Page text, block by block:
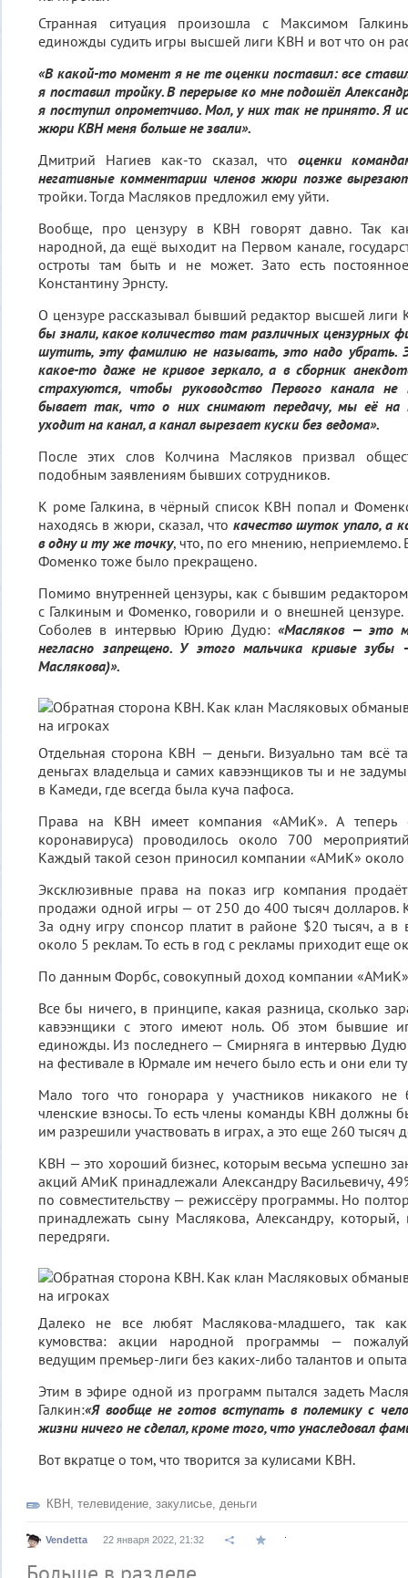
Странная ситуация произошла с Максимом
единожды судить игры высшей лиги КВН и вот что он
«В какой-то момент я не те оценки поставил: все
я поставил тройку. В перерыве ко мне подошёл
я поступил опрометчиво. Мол, у них так не принято. Я
жюри КВН меня больше не звали».
Дмитрий Нагиев как-то сказал, что оценки
негативные комментарии членов жюри позже
тройки. Тогда Масляков предложил ему уйти.
Вообще, про цензуру в КВН говорят давно. Так
народной, да ещё выходит на Первом канале,
остроты там быть и не может. Зато есть
Константину Эрнсту.
О цензуре рассказывал бывший редактор высшей
бы знали, какое количество там различных цензурных
шутить, эту фамилию не называть, это надо убрать.
какое-то даже не кривое зеркало, а в сборник
страхуются, чтобы руководство Первого канала
бывает так, что о них снимают передачу, мы её на
уходит на канал, а канал вырезает куски без ведома».
После этих слов Колчина Масляков призвал
подобным заявлениям бывших сотрудников.
К роме Галкина, в чёрный список КВН попал и
находясь в жюри, сказал, что качество шуток упало, а
в одну и ту же точку, что, по его мнению, неприемлемо.
Фоменко тоже было прекращено.
Помимо внутренней цензуры, как с бывшим
с Галкиным и Фоменко, говорили и о внешней цензуре.
Соболев в интервью Юрию Дудю:«Масляков — это
негласно запрещено. У этого мальчика кривые
Маслякова)».
Отдельная сторона КВН — деньги. Визуально там всё
деньгах владельца и самих кавээнщиков ты и не
в Камеди, где всегда была куча пафоса.
Права на КВН имеет компания «АМиК». А
коронавируса) проводилось около 700
Каждый такой сезон приносил компании «АМиК» около
Эксклюзивные права на показ игр компания
продажи одной игры — от 250 до 400 тысяч долларов.
За одну игру спонсор платит в районе $20 тысяч, а в
около 5 реклам. То есть в год с рекламы приходит еще
По данным Форбс, совокупный доход компании
Все бы ничего, в принципе, какая разница, сколько
кавээнщики с этого имеют ноль. Об этом бывшие
единожды. Из последнего — Смирняга в интервью Дудю
на фестивале в Юрмале им нечего было есть и они ели
Мало того что гонорара у участников никакого
членские взносы. То есть члены команды КВН должны
им разрешили участвовать в играх, а это еще 260 тысяч
КВН — это хороший бизнес, которым весьма успешно
акций АМиК принадлежали Александру Васильевичу,
по совместительству — режиссёру программы. Но
принадлежать сыну Маслякова, Александру, который,
передряги.
Далеко не все любят Маслякова-младшего, так
кумовства: акции народной программы —
ведущим премьер-лиги без каких-либо талантов и
Этим в эфире одной из программ пытался задеть
Галкин:«Я вообще не готов вступать в полемику с
жизни ничего не сделал, кроме того, что унаследовал
Вот вкратце о том, что творится за кулисами КВН.
КВН , телевидение, закулисье, деньги
Vendetta 22 января 2022, 21:32